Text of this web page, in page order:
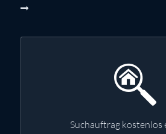
Suchauftrag kostenlos